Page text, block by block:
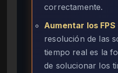
correctamente.
Aumentar los FPS
resolución de las
tiempo real es la
de solucionar los